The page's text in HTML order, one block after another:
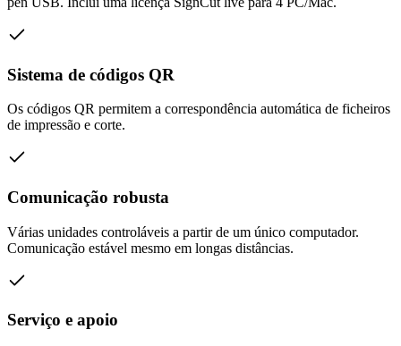
Sistema de códigos QR
Os códigos QR permitem a correspondência automática de ficheiros
de impressão e corte.
Comunicação robusta
Várias unidades controláveis a partir de um único computador.
Comunicação estável mesmo em longas distâncias.
Serviço e apoio